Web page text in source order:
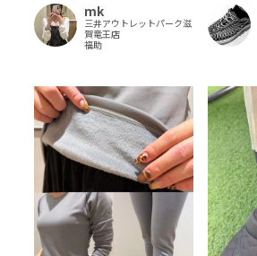
mk
三井アウトレットパーク滋
賀竜王店
福助